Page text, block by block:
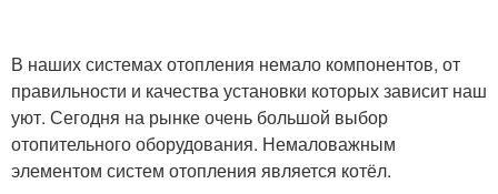
В наших системах отопления немало компонентов, от
правильности и качества установки которых зависит наш
уют. Сегодня на рынке очень большой выбор
отопительного оборудования. Немаловажным
элементом систем отопления является котёл.